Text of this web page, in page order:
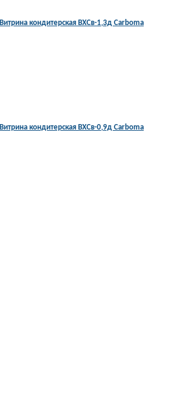
Витрина кондитерская ВХСв-1,3д Carboma
Витрина кондитерская ВХСв-0,9д Carboma